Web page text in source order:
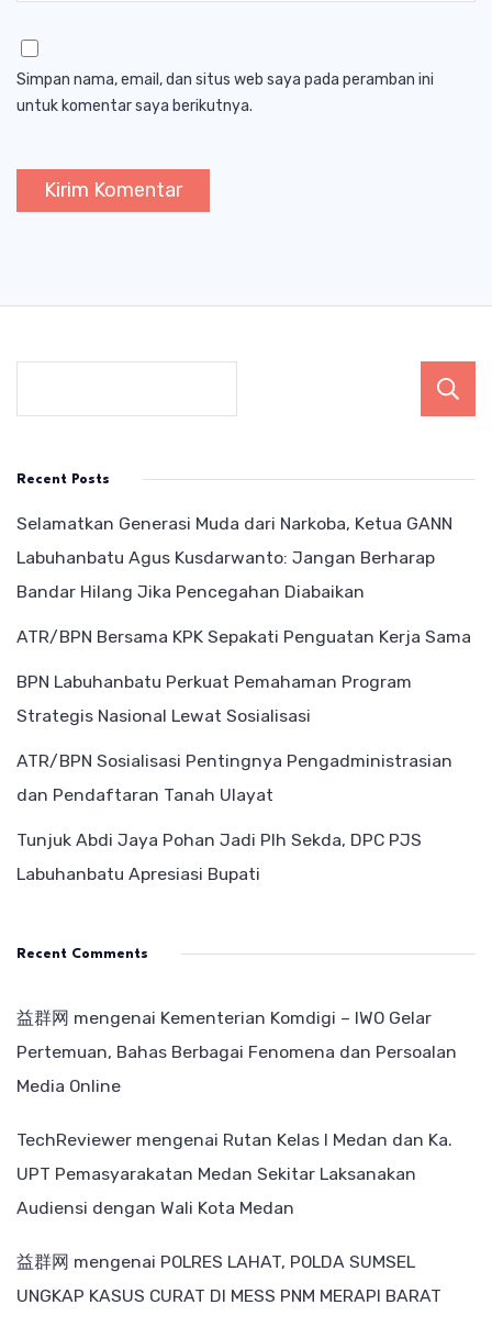
Simpan nama, email, dan situs web saya pada peramban ini
untuk komentar saya berikutnya.
Recent Posts
Selamatkan Generasi Muda dari Narkoba, Ketua GANN
Labuhanbatu Agus Kusdarwanto: Jangan Berharap
Bandar Hilang Jika Pencegahan Diabaikan
ATR/BPN Bersama KPK Sepakati Penguatan Kerja Sama
BPN Labuhanbatu Perkuat Pemahaman Program
Strategis Nasional Lewat Sosialisasi
ATR/BPN Sosialisasi Pentingnya Pengadministrasian
dan Pendaftaran Tanah Ulayat
Tunjuk Abdi Jaya Pohan Jadi Plh Sekda, DPC PJS
Labuhanbatu Apresiasi Bupati
Recent Comments
益群网 mengenai Kementerian Komdigi – IWO Gelar
Pertemuan, Bahas Berbagai Fenomena dan Persoalan
Media Online
TechReviewer mengenai Rutan Kelas I Medan dan Ka.
UPT Pemasyarakatan Medan Sekitar Laksanakan
Audiensi dengan Wali Kota Medan
益群网 mengenai POLRES LAHAT, POLDA SUMSEL
UNGKAP KASUS CURAT DI MESS PNM MERAPI BARAT